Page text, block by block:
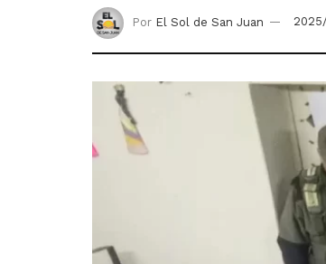
Por El Sol de San Juan